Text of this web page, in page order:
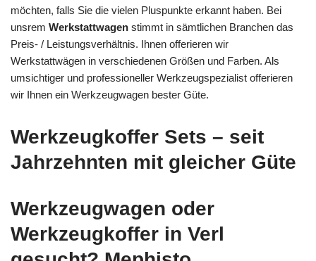
möchten, falls Sie die vielen Pluspunkte erkannt haben. Bei
unsrem Werkstattwagen stimmt in sämtlichen Branchen das
Preis- / Leistungsverhältnis. Ihnen offerieren wir
Werkstattwägen in verschiedenen Größen und Farben. Als
umsichtiger und professioneller Werkzeugspezialist offerieren
wir Ihnen ein Werkzeugwagen bester Güte.
Werkzeugkoffer Sets – seit
Jahrzehnten mit gleicher Güte
Werkzeugwagen oder
Werkzeugkoffer in Verl